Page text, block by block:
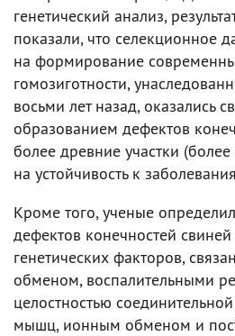
генетический анализ,
показали, что селекционное
на формирование
гомозиготности,
восьми лет назад, оказались
образованием дефектов
более древние участки
на устойчивость к
Кроме того, ученые
дефектов конечностей свиней
генетических факторов,
обменом, воспалительными
целостностью
мышц, ионным обменом и